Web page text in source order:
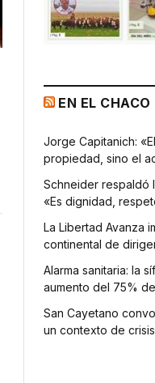
EN EL CHACO
Jorge Capitanich:
propiedad, sino el
Schneider respaldó
«Es dignidad,
La Libertad Avanza
continental de
Alarma sanitaria: la
aumento del 75%
San Cayetano
un contexto de crisis